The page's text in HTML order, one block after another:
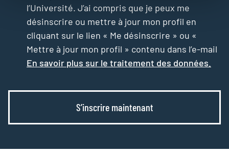
l’Université. J’ai compris que je peux me
désinscrire ou mettre à jour mon profil en
cliquant sur le lien « Me désinscrire » ou «
Mettre à jour mon profil » contenu dans l’e-mail
En savoir plus sur le traitement des données.
S’inscrire maintenant